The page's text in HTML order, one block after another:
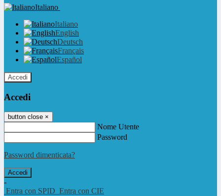
Italiano
Italiano
English
Deutsch
Français
Español
Accedi
Accedi
button close ×
Nome Utente
Password
Password dimenticata?
-
Entra con SPID Entra con CIE